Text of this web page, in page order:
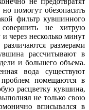
помогут обезопасить
фильтр кувшинного
не хитрую
через несколько минут
размерами
рассчитывают в
и большего объема.
вода существуют
помещаются в
расцветку кувшина,
не только свою
вписывался в